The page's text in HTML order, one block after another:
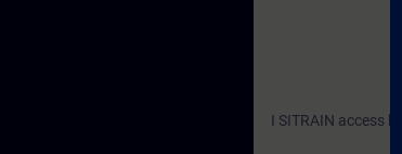
I SITRAIN access